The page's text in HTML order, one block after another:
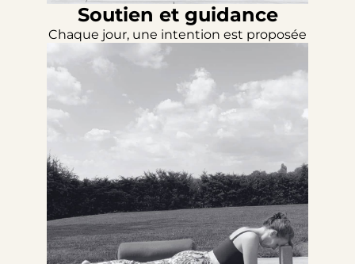
Soutien et guidance
Chaque jour, une intention est proposée